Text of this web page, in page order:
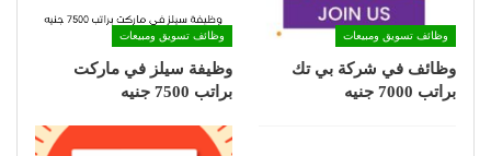
وظائف تسويق ومبيعات
وظائف في شركة بي تك
براتب 7000 جنيه
وظائف تسويق ومبيعات
وظيفة سيلز في ماركت
براتب 7500 جنيه